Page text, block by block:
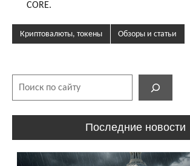
CORE.
Криптовалюты, токены Обзоры и статьи
Последние новости